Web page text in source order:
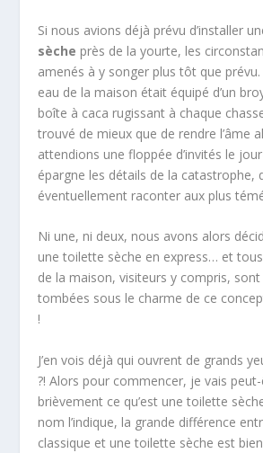
Si nous avions déjà prévu d’installer
sèche près de la yourte, les
amenés à y songer plus tôt que
eau de la maison était équipé d’un
boîte à caca rugissant à chaque
trouvé de mieux que de rendre l’âme
attendions une floppée d’invités le
épargne les détails de la catastrophe,
éventuellement raconter aux plus
Ni une, ni deux, nous avons alors
une toilette sèche en express… et
de la maison, visiteurs y compris,
tombées sous le charme de ce
!
J’en vois déjà qui ouvrent de grands
?! Alors pour commencer, je vais
brièvement ce qu’est une toilette
nom l’indique, la grande différence
classique et une toilette sèche est